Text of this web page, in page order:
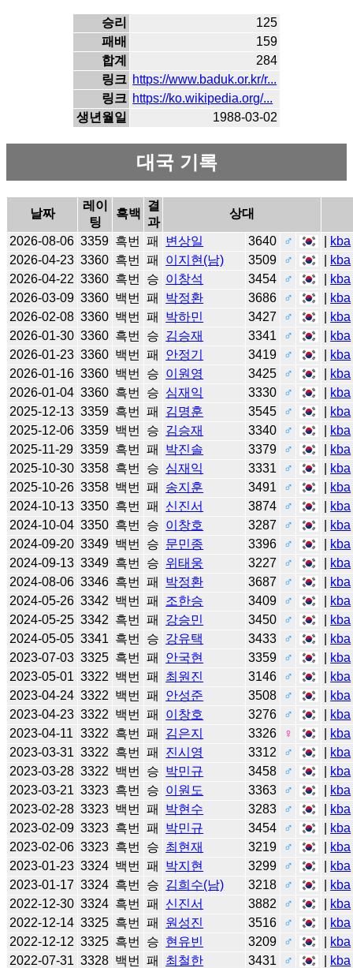
승리
125
패배
159
합계
284
링크 https://www.baduk.or.kr/r...
링크 https://ko.wikipedia.org/...
생년월일
1988-03-02
대국 기록
날짜
레이
팅
흑백
결
과
상대
2026-08-06 3359 흑번 패 변상일 3640 ♂ kba
2026-04-23 3360 흑번 패 이지현(남) 3509 ♂ kba
2026-04-22 3360 흑번 승 이창석 3454 ♂ kba
2026-03-09 3360 백번 패 박정환 3686 ♂ kba
2026-02-08 3360 백번 패 박하민 3427 ♂ kba
2026-01-30 3360 흑번 승 김승재 3341 ♂ kba
2026-01-23 3360 백번 패 안정기 3419 ♂ kba
2026-01-16 3360 백번 승 이원영 3425 ♂ kba
2026-01-04 3360 흑번 승 심재익 3330 ♂ kba
2025-12-13 3359 흑번 패 김명훈 3545 ♂ kba
2025-12-06 3359 백번 승 김승재 3340 ♂ kba
2025-11-29 3359 흑번 패 박진솔 3379 ♂ kba
2025-10-30 3358 흑번 승 심재익 3331 ♂ kba
2025-10-26 3358 백번 패 송지훈 3491 ♂ kba
2024-10-13 3350 흑번 패 신진서 3874 ♂ kba
2024-10-04 3350 흑번 승 이창호 3287 ♂ kba
2024-09-20 3349 백번 승 문민종 3396 ♂ kba
2024-09-13 3349 흑번 승 위태웅 3227 ♂ kba
2024-08-06 3346 흑번 패 박정환 3687 ♂ kba
2024-05-26 3342 백번 패 조한승 3409 ♂ kba
2024-05-25 3342 흑번 패 강승민 3450 ♂ kba
2024-05-05 3341 흑번 승 강유택 3433 ♂ kba
2023-07-03 3325 흑번 패 안국현 3359 ♂ kba
2023-05-01 3322 백번 패 최원진 3146 ♂ kba
2023-04-24 3322 백번 패 안성준 3508 ♂ kba
2023-04-23 3322 백번 패 이창호 3276 ♂ kba
2023-04-11 3322 흑번 패 김은지 3326 ♀ kba
2023-03-31 3322 흑번 패 진시영 3312 ♂ kba
2023-03-28 3322 백번 승 박민규 3458 ♂ kba
2023-03-21 3323 흑번 승 이원도 3363 ♂ kba
2023-02-28 3323 백번 패 박현수 3283 ♂ kba
2023-02-09 3323 흑번 패 박민규 3454 ♂ kba
2023-02-06 3323 흑번 승 최현재 3219 ♂ kba
2023-01-23 3324 백번 패 박지현 3299 ♂ kba
2023-01-17 3324 흑번 승 김희수(남) 3218 ♂ kba
2022-12-30 3324 흑번 패 신진서 3882 ♂ kba
2022-12-14 3325 흑번 패 원성진 3516 ♂ kba
2022-12-12 3325 흑번 승 현유빈 3209 ♂ kba
2022-07-31 3328 백번 패 최철한 3431 ♂ kba